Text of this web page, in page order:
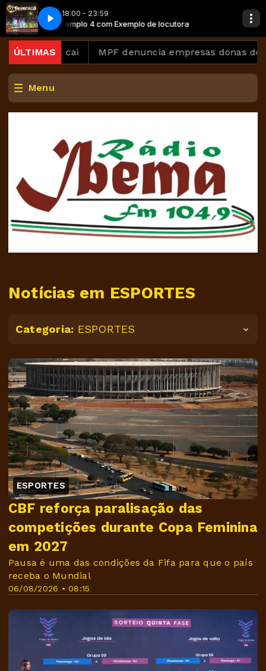
18:00 - 23:59
Exemplo 4 com Exemplo de locutora
07 Faz um 0800 - Ao Vivo Musical San Francisco
ÚLTIMAS
cai MPF denuncia empresas donas de
Menu
Notícias em ESPORTES
Categoria: ESPORTES
ESPORTES
06/08/2026 • 08:15
CBF reforça paralisação das
competições durante Copa Feminina
em 2027
Pausa é uma das condições da Fifa para que o país
receba o Mundial